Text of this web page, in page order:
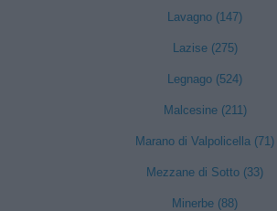
Lavagno (147)
Lazise (275)
Legnago (524)
Malcesine (211)
Marano di Valpolicella (71)
Mezzane di Sotto (33)
Minerbe (88)